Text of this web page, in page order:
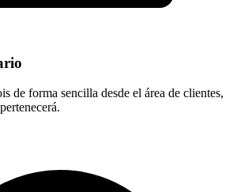
de forma sencilla desde el área de clientes,
.